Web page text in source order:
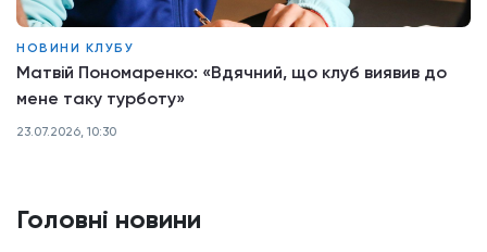
Головні новини
НОВИНИ КЛУБУ
Матвій Пономаренко: «Вдячний, що клуб виявив до
мене таку турботу»
23.07.2026, 10:30